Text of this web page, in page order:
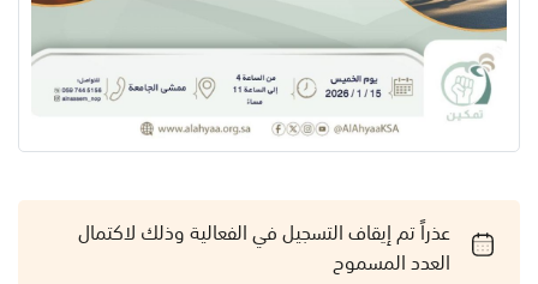
عذراً تم إيقاف التسجيل في الفعالية وذلك لاكتمال
العدد المسموح